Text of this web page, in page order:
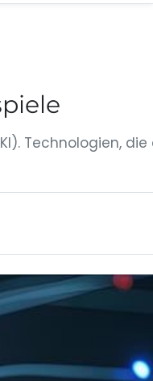
Technologien, die